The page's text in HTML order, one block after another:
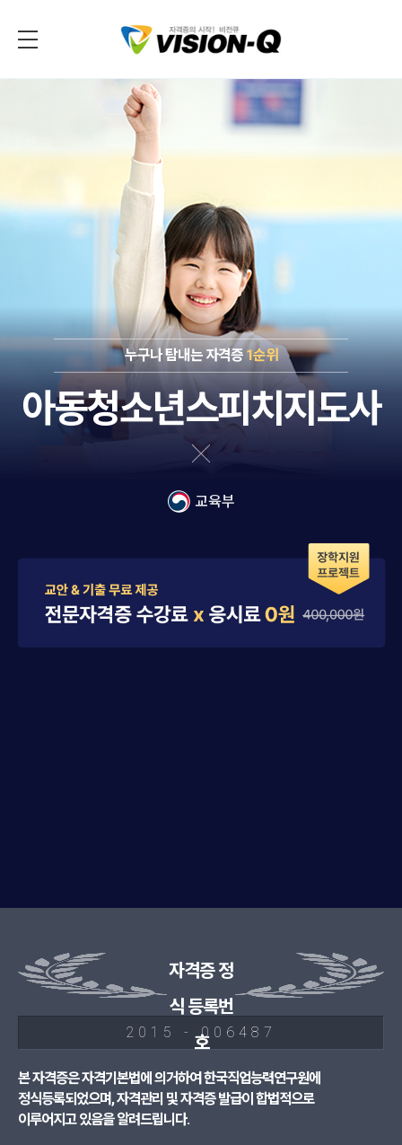
누구나 탐내는 자격증 1순위
아동청소년스피치지도사
교육부
자격증 정
식 등록번
호
2015 - 006487
본 자격증은 자격기본법에 의거하여 한국직업능력연구원에
정식등록되었으며, 자격관리 및 자격증 발급이 합법적으로
이루어지고 있음을 알려드립니다.